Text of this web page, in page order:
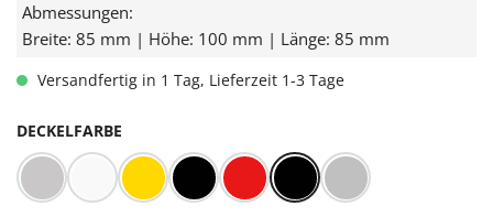
Abmessungen:
Breite: 85 mm | Höhe: 100 mm | Länge: 85 mm
Versandfertig in 1 Tag, Lieferzeit 1-3 Tage
DECKELFARBE
BLUESEAL Silber
BLUESEAL Weiß
Gold Orbit™ schwarzRot/Weiß kariert
Schwarz Silber